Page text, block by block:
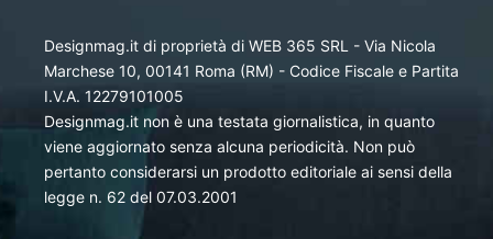
Designmag.it di proprietà di WEB 365 SRL - Via Nicola
Marchese 10, 00141 Roma (RM) - Codice Fiscale e Partita
I.V.A. 12279101005
Designmag.it non è una testata giornalistica, in quanto
viene aggiornato senza alcuna periodicità. Non può
pertanto considerarsi un prodotto editoriale ai sensi della
legge n. 62 del 07.03.2001